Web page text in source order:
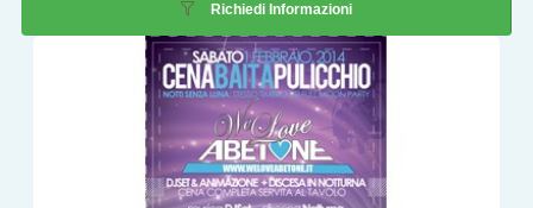
Richiedi Informazioni